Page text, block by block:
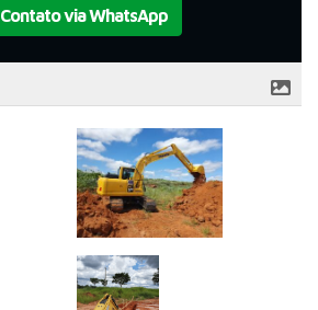
Contato via WhatsApp